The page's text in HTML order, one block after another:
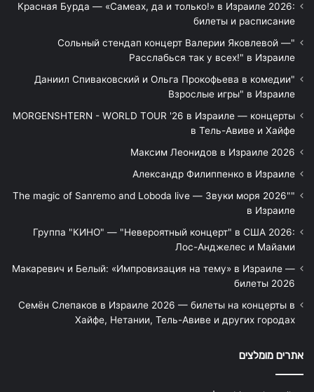
Красная Бурда — «Самеах, да и только!» в Израиле 2026:
билеты и расписание
"Сольный стендап концерт Валерии Яковлевой —
Расслабься так у всех!" в Израиле
"Даниил Спиваковский и Ольга Прокофьева в комедии
Взрослые игры" в Израиле
MORGENSHTERN - WORLD TOUR '26 в Израиле — концерты
в Тель-Авиве и Хайфе
Максим Леонидов в Израиле 2026
Александр Филиппенко в Израиле
"The magic of Sanremo and Loboda live — Звуки моря 2026"
в Израиле
Группа "КИНО" — "Невероятный концерт" в США 2026:
Лос-Анджелес и Майами
Макаревич и Белый: «Импровизация на тему» в Израиле —
билеты 2026
Семён Слепаков в Израиле 2026 — билеты на концерты в
Хайфе, Нетании, Тель-Авиве и других городах
אתרים מומלצים